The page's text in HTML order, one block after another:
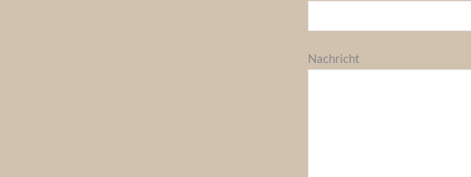
Nachricht